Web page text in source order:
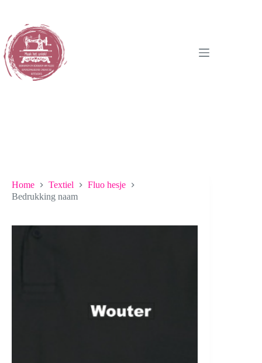
inhoud
Home Textiel
Fluo hesje
Bedrukking naam